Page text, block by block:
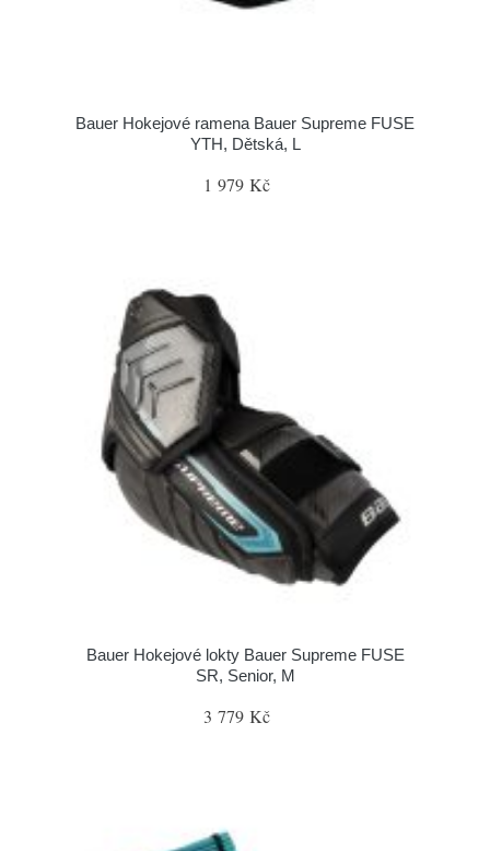
Bauer Hokejové ramena Bauer Supreme FUSE
YTH, Dětská, L
1 979 Kč
Bauer Hokejové lokty Bauer Supreme FUSE
SR, Senior, M
3 779 Kč